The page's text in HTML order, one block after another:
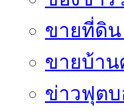
ขายที่ดิน
ขายบ้าน
ข่าวฟุตบ